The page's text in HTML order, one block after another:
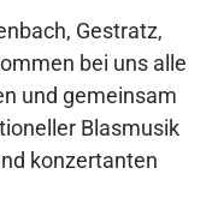
Gestratz,
bei uns alle
und gemeinsam
Blasmusik
konzertanten